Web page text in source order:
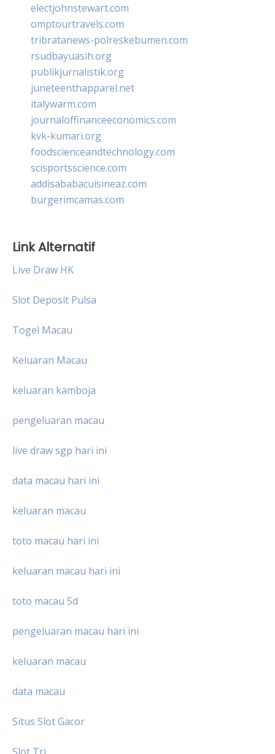
electjohnstewart.com
omptourtravels.com
tribratanews-polreskebumen.com
rsudbayuasih.org
publikjurnalistik.org
juneteenthapparel.net
italywarm.com
journaloffinanceeconomics.com
kvk-kumari.org
foodscienceandtechnology.com
scisportsscience.com
addisababacuisineaz.com
burgerimcamas.com
Link Alternatif
Live Draw HK
Slot Deposit Pulsa
Togel Macau
Keluaran Macau
keluaran kamboja
pengeluaran macau
live draw sgp hari ini
data macau hari ini
keluaran macau
toto macau hari ini
keluaran macau hari ini
toto macau 5d
pengeluaran macau hari ini
keluaran macau
data macau
Situs Slot Gacor